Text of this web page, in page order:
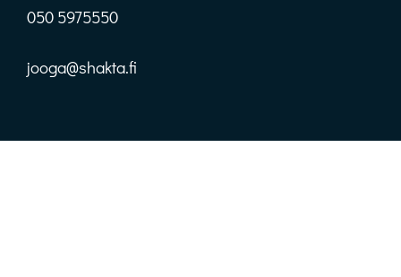
050 5975550
jooga@shakta.fi